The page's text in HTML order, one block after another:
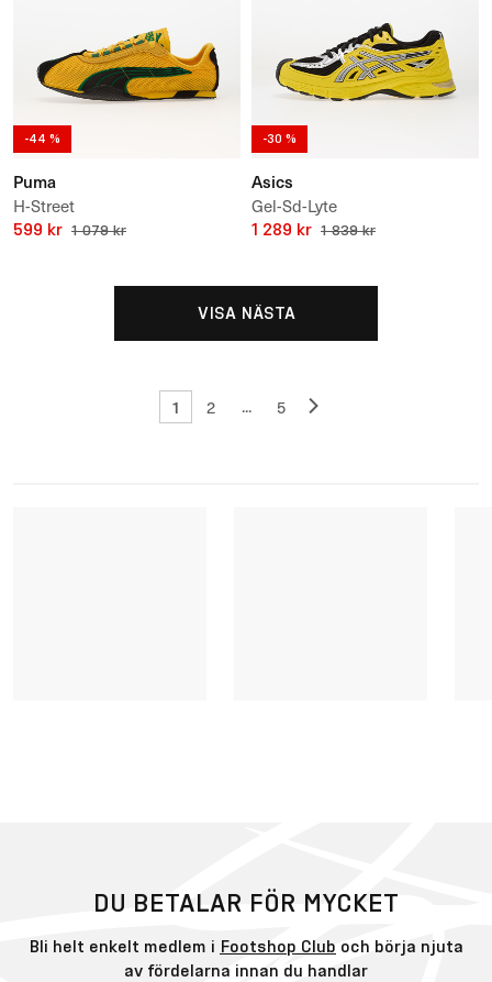
-44 %
Puma
H-Street
599 kr 1 079 kr
-30 %
Asics
Gel-Sd-Lyte
1 289 kr 1 839 kr
VISA NÄSTA
1 2 ... 5
DU BETALAR FÖR MYCKET
Bli helt enkelt medlem i Footshop Club och börja njuta
av fördelarna innan du handlar